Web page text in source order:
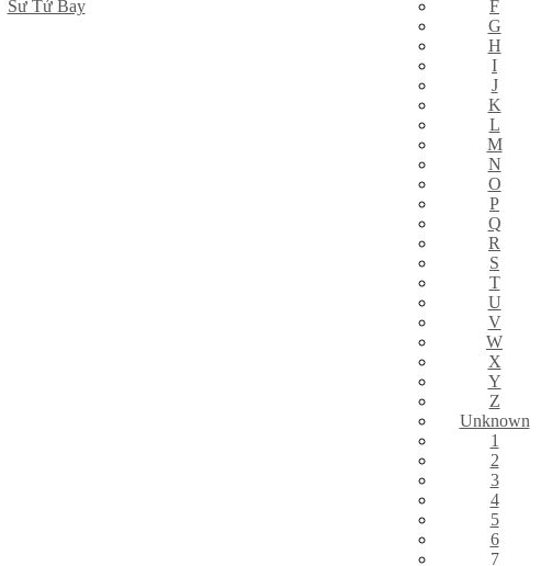
Sư Tử Bay
F
G
H
I
J
K
L
M
N
O
P
Q
R
S
T
U
V
W
X
Y
Z
Unknown
1
2
3
4
5
6
7